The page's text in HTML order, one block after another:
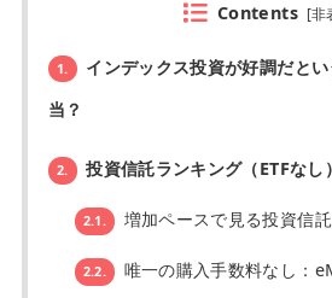
Contents [非
1.
インデックス投資が好調だと
当？
2. 投資信託ランキング（ETFなし）
2.1. 増加ペースで見る投資信
2.2.
唯一の購入手数料なし：